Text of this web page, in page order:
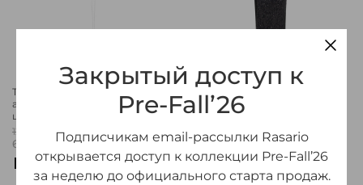
Топ укороченный из
атласа с отделкой из
цветов и открытой спиной
120 000 ₽
60 000 ₽
Платье миди удлиненное
из пайеток с открытой
спиной и вырезом
85 000 ₽
-50%
Закрытый доступ к
Pre-Fall’26
Подписчикам email-рассылки Rasario
открывается доступ к коллекции Pre-Fall’26
за неделю до официального старта продаж.